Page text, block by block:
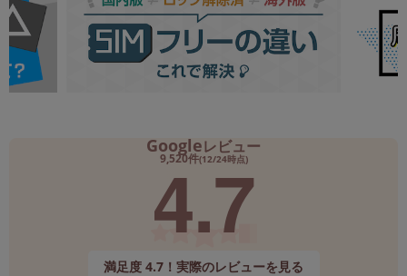
Googleレビュー
9,520件(12/24時点)
4.7
満足度 4.7！実際のレビューを見る